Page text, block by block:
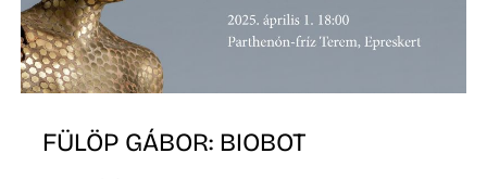
FÜLÖP GÁBOR: BIOBOT